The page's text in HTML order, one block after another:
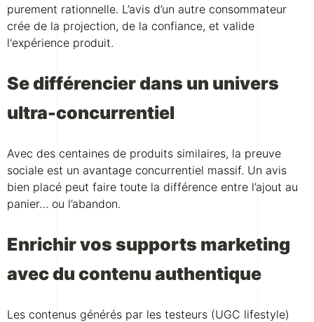
purement rationnelle. L’avis d’un autre consommateur
crée de la projection, de la confiance, et valide
l'expérience produit.
Se différencier dans un univers
ultra-concurrentiel
Avec des centaines de produits similaires, la preuve
sociale est un avantage concurrentiel massif. Un avis
bien placé peut faire toute la différence entre l’ajout au
panier… ou l’abandon.
Enrichir vos supports marketing
avec du contenu authentique
Les contenus générés par les testeurs (UGC lifestyle)